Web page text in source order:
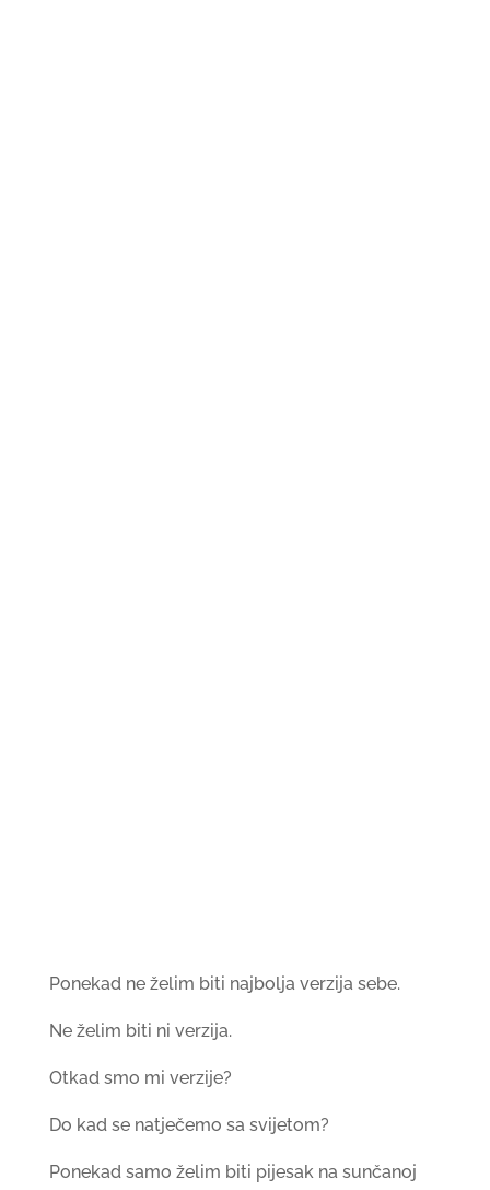
Ponekad ne želim biti najbolja verzija sebe.
Ne želim biti ni verzija.
Otkad smo mi verzije?
Do kad se natječemo sa svijetom?
Ponekad samo želim biti pijesak na sunčanoj